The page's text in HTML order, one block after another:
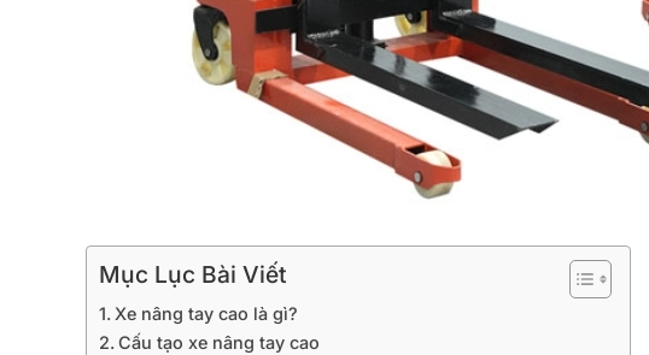
Mục Lục Bài Viết
Xe nâng tay cao là gì?
Cấu tạo xe nâng tay cao